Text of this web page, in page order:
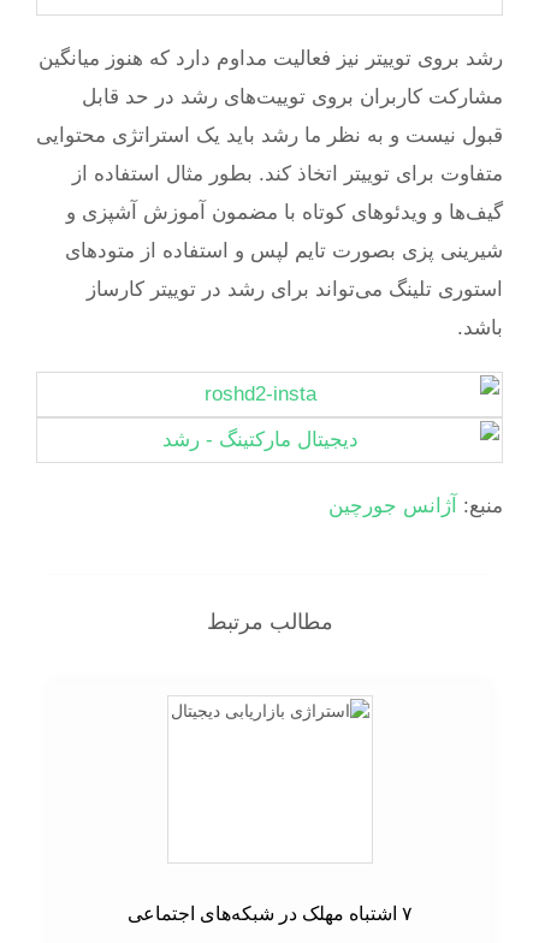
رشد بروی توییتر نیز فعالیت مداوم دارد که هنوز میانگین
مشارکت کاربران بروی توییت‌های رشد در حد قابل
قبول نیست و به نظر ما رشد باید یک استراتژی محتوایی
متفاوت برای توییتر اتخاذ کند. بطور مثال استفاده از
گیف‌ها و ویدئوهای کوتاه با مضمون آموزش آشپزی و
شیرینی پزی بصورت تایم لپس و استفاده از متودهای
استوری تلینگ می‌تواند برای رشد در توییتر کارساز
باشد.
منبع:آژانس جورچین
مطالب مرتبط